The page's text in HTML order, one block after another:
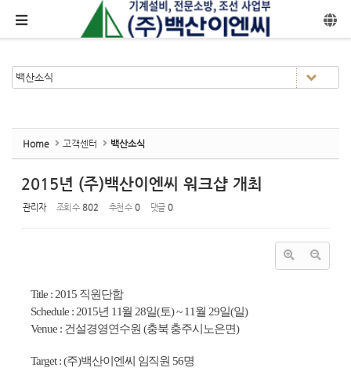
메뉴 건너뛰기
Home 고객센터 백산소식
2015년 (주)백산이엔씨 워크샵 개최
관리자 조회 수 802 추천 수 0 댓글 0
Title : 2015 직원단합
Schedule : 2015년 11월 28일(토) ~ 11월 29일(일)
Venue : 건설경영연수원 (충북 충주시노은면)
Target : (주)백산이엔씨 임직원 56명